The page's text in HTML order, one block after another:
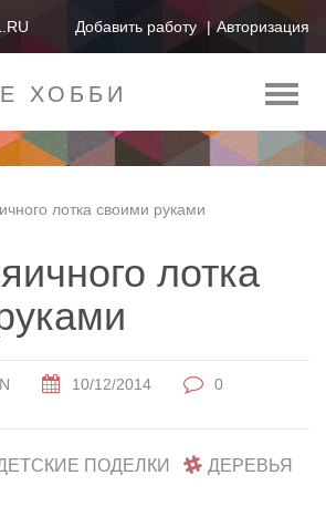
Добавить работу Авторизация
ХОББИ
лотка своими руками
лотка
10/12/2014
0
ПОДЕЛКИ
ДЕРЕВЬЯ